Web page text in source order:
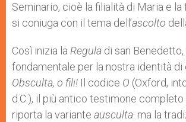
Seminario, cioè la filialità di Maria e
si coniuga con il tema dell’ascolto
Così inizia la Regula di san
fondamentale per la nostra identità di
Obsculta, o fili! Il codice O (Oxford,
d.C.), il più antico testimone completo
riporta la variante ausculta: ma la